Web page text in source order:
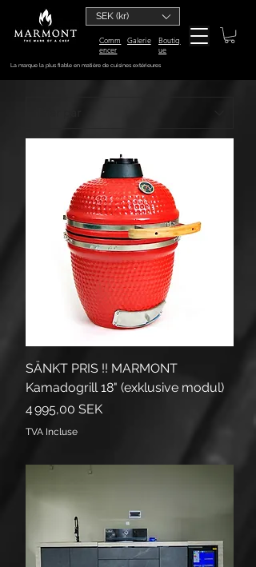
Galerie
Boutiq
ue
Comm
encer
La marque la plus fiable en matière de cuisines extérieures
SEK (kr)
SÄNKT PRIS !! MARMONT
Kamadogrill 18" (exklusive modul)
Prix
4 995,00 SEK
TVA Incluse